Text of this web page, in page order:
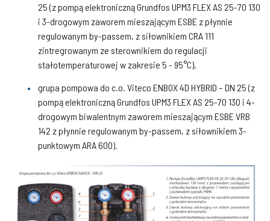
25 (z pompą elektroniczną Grundfos UPM3 FLEX AS 25-70 130
i 3-drogowym zaworem mieszającym ESBE z płynnie
regulowanym by-passem, z siłownikiem CRA 111
zintregrowanym ze sterownikiem do regulacji
stałotemperaturowej w zakresie 5 - 95°C),
grupa pompowa do c.o. Viteco ENBOX 4D HYBRID – DN 25 (z
pompą elektroniczną Grundfos UPM3 FLEX AS 25-70 130 i 4-
drogowym biwalentnym zaworem mieszającym ESBE VRB
142 z płynnie regulowanym by-passem, z siłownikiem 3-
punktowym ARA 600).